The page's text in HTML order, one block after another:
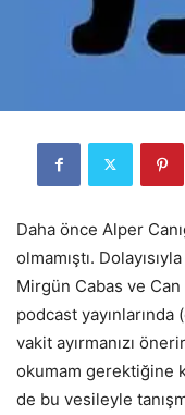
Daha önce Alper
olmamıştı.
Mirgün Cabas ve Can
podcast
vakit ayırmanızı
okumam gerektiğine
de bu vesileyle